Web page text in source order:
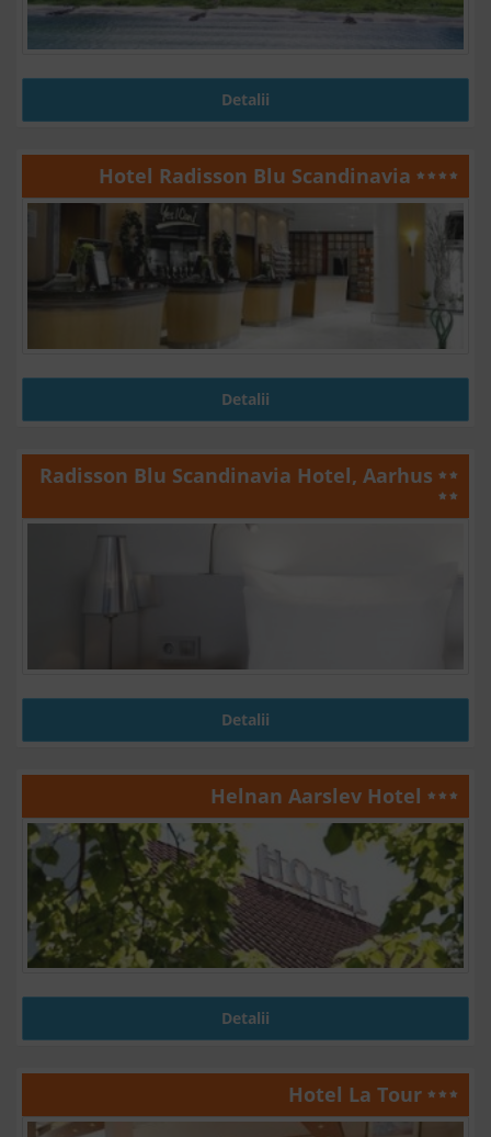
Detalii
Hotel Radisson Blu Scandinavia
Detalii
Radisson Blu Scandinavia Hotel, Aarhus
Detalii
Helnan Aarslev Hotel
Detalii
Hotel La Tour